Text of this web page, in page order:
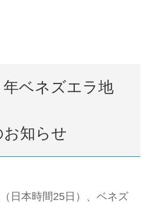
年ベネズエラ地
お知らせ
日本時間25日）、ベネズ